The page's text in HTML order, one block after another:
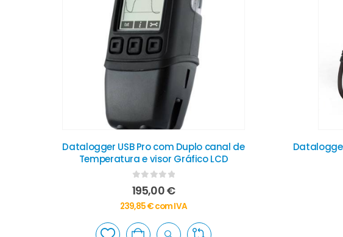
Datalogger USB Pro com Duplo canal de
Temperatura e visor Gráfico LCD
0out of 5
195,00€
239,85€com IVA